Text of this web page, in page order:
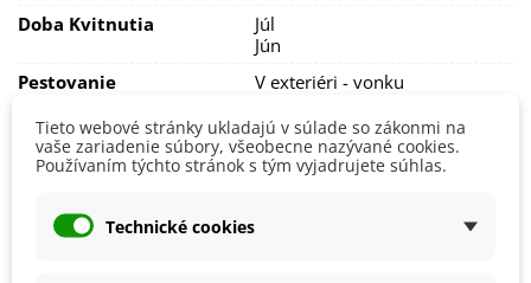
Ľalie majú rady primeranú zálievku, určite sa neodporúča,
ktorý im na jar poskytne dostatok živín. Odporúča sa taktiež
mulčovanie, a to po celý rok. Na jar je vhodné ľalie prihnojiť.
Možno použiťšpeciálne
Odkvitnuté kvety se priebežne odstraňujú.
Doba Kvitnutia
Júl
Jún
Pestovanie
V exteriéri - vonku
Stanovisko
Polotienisté
Slnečné
Tieto webové stránky ukladajú v súlade so zákonmi na
vaše zariadenie súbory, všeobecne nazývané cookies.
Používaním týchto stránok s tým vyjadrujete súhlas.
Technické cookies